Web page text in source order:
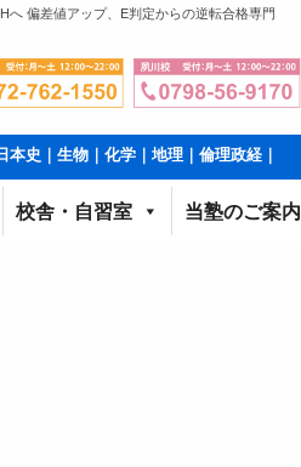
偏差値アップ、E判定からの逆転合格専門
史｜生物｜化学｜地理｜倫理政経｜
校舎・自習室 当塾のご案内